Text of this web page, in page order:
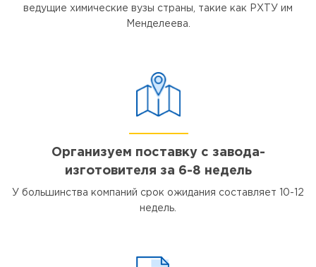
ведущие химические вузы страны, такие как РХТУ им
Менделеева.
Организуем поставку с завода-
изготовителя за 6-8 недель
У большинства компаний срок ожидания составляет 10-12
недель.